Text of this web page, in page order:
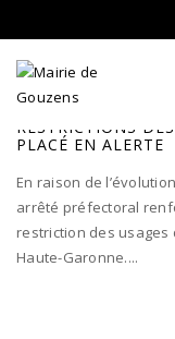
03 AOÛT 2026
RESTRICTIONS
PLACÉ EN ALERTE
En raison de
arrêté préfectoral
restriction des usages
Haute-Garonne....